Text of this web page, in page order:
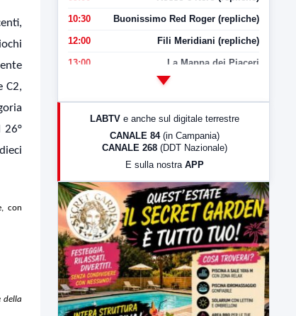
C2,
26°
con
della
10:30 Buonissimo Red Roger (repliche)
12:00 Fili Meridiani (repliche)
13:00 La Mappa dei Piaceri
LabNews (Diretta)
23:00 LabNews (replica)
LABTV e anche sul digitale terrestre
CANALE 84 (in Campania)
CANALE 268 (DDT Nazionale)
E sulla nostra APP